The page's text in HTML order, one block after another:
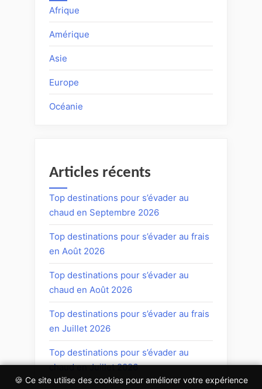
Afrique
Amérique
Asie
Europe
Océanie
Articles récents
Top destinations pour s’évader au
chaud en Septembre 2026
Top destinations pour s’évader au frais
en Août 2026
Top destinations pour s’évader au
chaud en Août 2026
Top destinations pour s’évader au frais
en Juillet 2026
Top destinations pour s’évader au
chaud en Juillet 2026
🍪 Ce site utilise des cookies pour améliorer votre expérience